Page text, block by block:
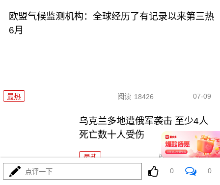
欧盟气候监测机构：全球经历了有记录以来第三热
6月
最热 阅读 18426 07-09
乌克兰多地遭俄军袭击 至少4人
死亡数十人受伤
最热 阅读 17975
俄“进步MS-31”货运飞船与国际空间站对接
点评一下 0 0